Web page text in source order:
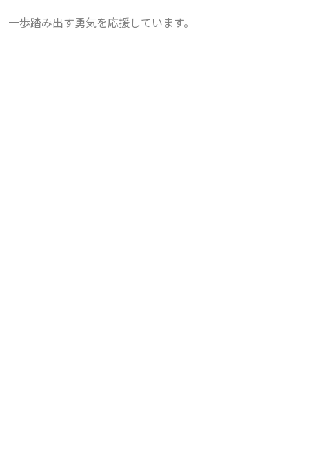
一歩踏み出す勇気を応援しています。